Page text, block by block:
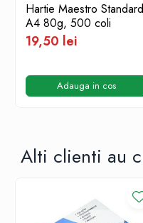
Hartie Maestro Standard
A4 80g, 500 coli
19,50 lei
Adauga in cos
Alti clienti au